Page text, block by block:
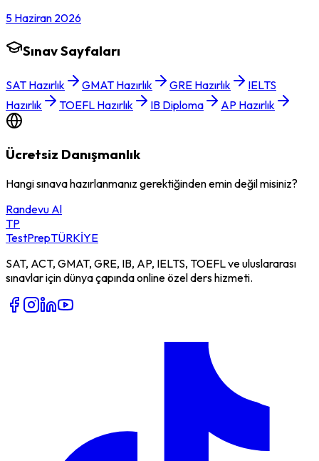
5 Haziran 2026
Sınav Sayfaları
SAT Hazırlık GMAT Hazırlık GRE Hazırlık
IELTS
Hazırlık
TOEFL Hazırlık IB Diploma AP Hazırlık
Ücretsiz Danışmanlık
Hangi sınava hazırlanmanız gerektiğinden emin değil misiniz?
Randevu Al
TP
TestPrepTÜRKİYE
SAT, ACT, GMAT, GRE, IB, AP, IELTS, TOEFL ve uluslararası
sınavlar için dünya çapında online özel ders hizmeti.